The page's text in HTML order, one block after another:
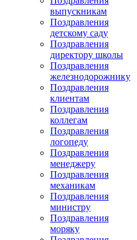
выпускникам
Поздравления
детскому саду
Поздравления
директору школы
Поздравления
железнодорожнику
Поздравления
клиентам
Поздравления
коллегам
Поздравления
логопеду
Поздравления
менеджеру
Поздравления
механикам
Поздравления
министру
Поздравления
моряку